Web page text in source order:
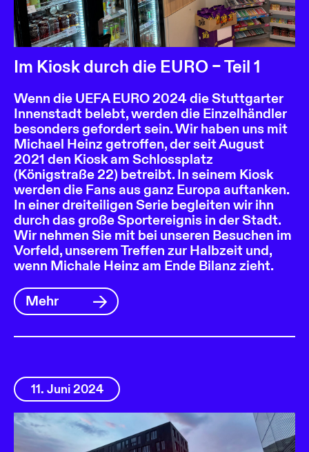
Im Kiosk durch die EURO – Teil 1
Wenn die UEFA EURO 2024 die Stuttgarter
Innenstadt belebt, werden die Einzelhändler
besonders gefordert sein. Wir haben uns mit
Michael Heinz getroffen, der seit August
2021 den Kiosk am Schlossplatz
(Königstraße 22) betreibt. In seinem Kiosk
werden die Fans aus ganz Europa auftanken.
In einer dreiteiligen Serie begleiten wir ihn
durch das große Sportereignis in der Stadt.
Wir nehmen Sie mit bei unseren Besuchen im
Vorfeld, unserem Treffen zur Halbzeit und,
wenn Michale Heinz am Ende Bilanz zieht.
Mehr
11. Juni 2024